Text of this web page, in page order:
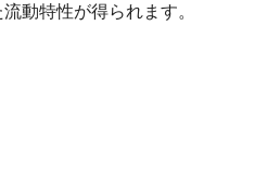
動特性が得られます。